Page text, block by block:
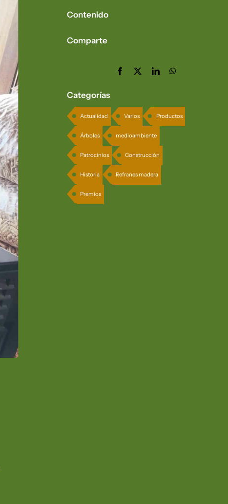
Contenido
Comparte
Categorías
Actualidad Varios Productos
Árboles medioambiente
Patrocinios Construcción
Historia Refranes madera
Premios